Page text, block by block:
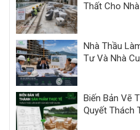
Thất Cho
Nhà Thầu
Tư Và Nhà
Biến Bản Vẽ
Quyết Thách